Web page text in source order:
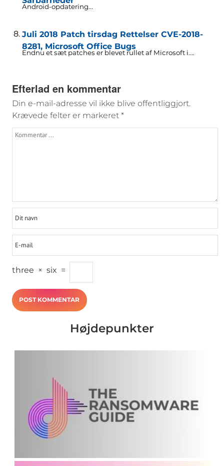
Android-opdatering...
Juli 2018 Patch tirsdag Rettelser CVE-2018-
8281, Microsoft Office Bugs
Endnu et sæt patches er blevet rullet af Microsoft i....
Efterlad en kommentar
Din e-mail-adresse vil ikke blive offentliggjort.
Krævede felter er markeret *
three × six =
Højdepunkter